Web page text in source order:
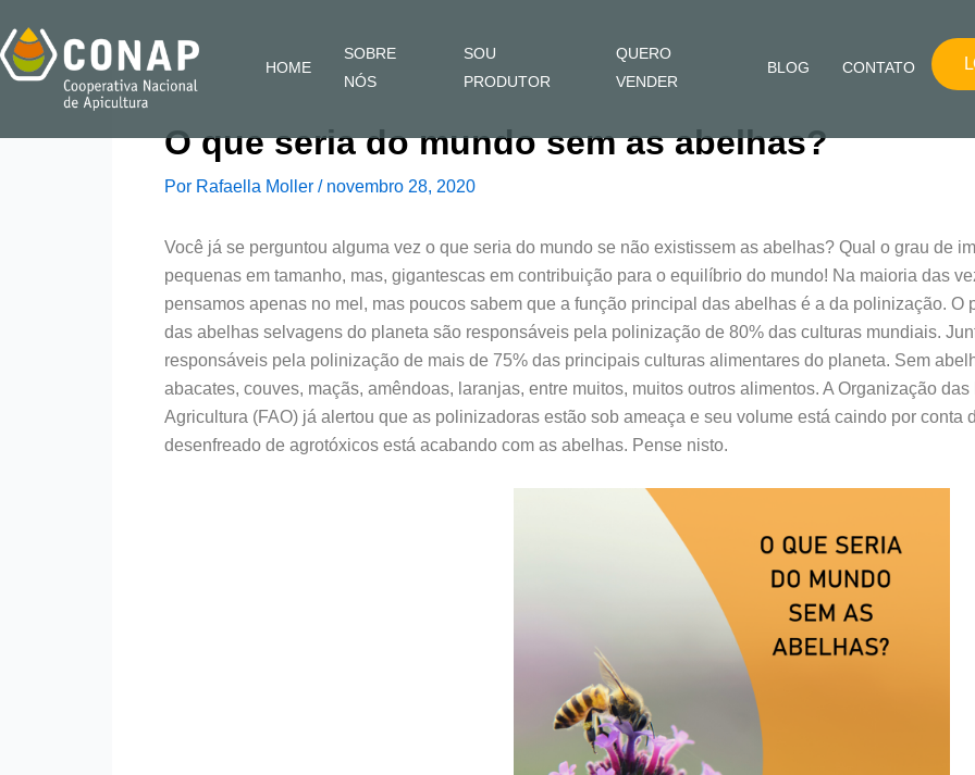
para
o
conteúdo
HOME
SOBRE
NÓS
SOU
PRODUTOR
QUERO
VENDER
BLOG CONTATO
O que seria do mundo sem as abelhas?
Por Rafaella Moller / novembro 28, 2020
Você já se perguntou alguma vez o que seria do mundo se não existissem as abelhas? Qual o grau de
pequenas em tamanho, mas, gigantescas em contribuição para o equilíbrio do mundo! Na maioria das
pensamos apenas no mel, mas poucos sabem que a função principal das abelhas é a da polinização. O
das abelhas selvagens do planeta são responsáveis pela polinização de 80% das culturas mundiais.
responsáveis pela polinização de mais de 75% das principais culturas alimentares do planeta. Sem
abacates, couves, maçãs, amêndoas, laranjas, entre muitos, muitos outros alimentos. A Organização
Agricultura (FAO) já alertou que as polinizadoras estão sob ameaça e seu volume está caindo por conta
desenfreado de agrotóxicos está acabando com as abelhas. Pense nisto.